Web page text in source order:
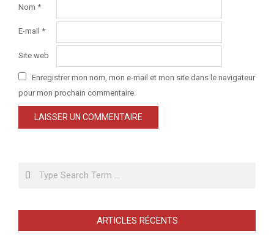
Nom *
E-mail *
Site web
Enregistrer mon nom, mon e-mail et mon site dans le navigateur
pour mon prochain commentaire.
ARTICLES RÉCENTS